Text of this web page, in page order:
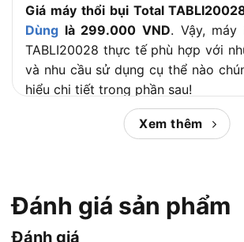
Giá máy thổi bụi Total
Dùng là 299.000 VND. Vậy,
TABLI20028 thực tế phù hợp với
và nhu cầu sử dụng cụ thể nào
hiểu chi tiết trong phần sau!
Nội dung chính:
hợp nhu cầu nào?
Xem thêm
Đánh giá sản phẩm
Đánh giá